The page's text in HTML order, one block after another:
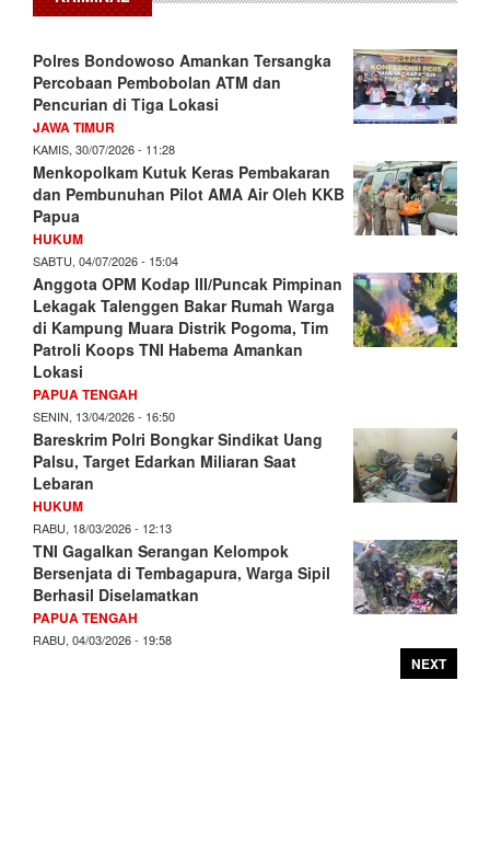
Polres Bondowoso Amankan Tersangka
Percobaan Pembobolan ATM dan
Pencurian di Tiga Lokasi
JAWA TIMUR
KAMIS, 30/07/2026 - 11:28
Menkopolkam Kutuk Keras Pembakaran
dan Pembunuhan Pilot AMA Air Oleh KKB
Papua
HUKUM
SABTU, 04/07/2026 - 15:04
Anggota OPM Kodap III/Puncak Pimpinan
Lekagak Talenggen Bakar Rumah Warga
di Kampung Muara Distrik Pogoma, Tim
Patroli Koops TNI Habema Amankan
Lokasi
PAPUA TENGAH
SENIN, 13/04/2026 - 16:50
Bareskrim Polri Bongkar Sindikat Uang
Palsu, Target Edarkan Miliaran Saat
Lebaran
HUKUM
RABU, 18/03/2026 - 12:13
TNI Gagalkan Serangan Kelompok
Bersenjata di Tembagapura, Warga Sipil
Berhasil Diselamatkan
PAPUA TENGAH
RABU, 04/03/2026 - 19:58
NEXT